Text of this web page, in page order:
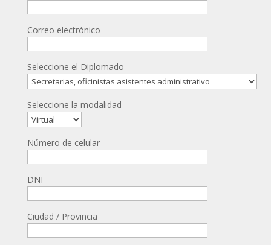
Correo electrónico
Seleccione el Diplomado
Seleccione la modalidad
Número de celular
DNI
Ciudad / Provincia